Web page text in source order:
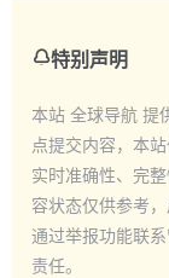
特别声明
本站 全球导航 提
点提交内容，本
实时准确性、完
容状态仅供参考
通过举报功能联
责任。